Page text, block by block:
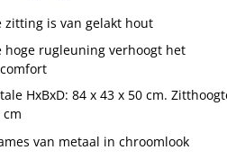
zitting is van gelakt hout
hoge rugleuning verhoogt het
HxBxD: 84 x 43 x 50 cm.
cm
van metaal in chroomlook